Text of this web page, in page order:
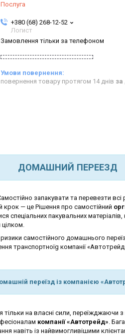
Послуга
+380 (68) 268-12-52
Логист
Замовлення тільки за телефоном
повернення товару протягом 14 днів за
ДОМАШНИЙ ПЕРЕЕЗД
запакувати та перевезти
— це Рішення про самостійний
спеціальних пакувальних
самостійного домашнього
транспортноїg компанії
переїзд із компанією
на власні сили, переїжджаючи
компанії «Автотрейд» .
навіть із найвимогливішими